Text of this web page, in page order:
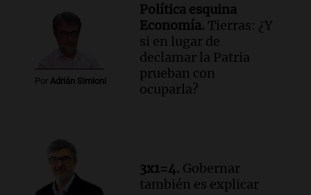
Viva la Radio Rosario
Episodios
Manifestación en Rosario contra
la ley de Propiedad Privada debatida en
Audio.
por la Ley de Tierras: "Construyeron un
relato mentiroso"
Informados al regreso
Por Adrián Simioni
Política esquina
Economía. Tierras: ¿Y
si en lugar de
declamar la Patria
prueban con
ocuparla?
3x1=4. Gobernar
también es explicar